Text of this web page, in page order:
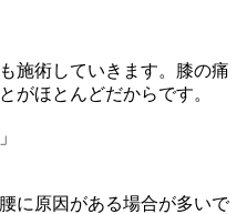
施術していきます。膝の痛
がほとんどだからです。
に原因がある場合が多いで